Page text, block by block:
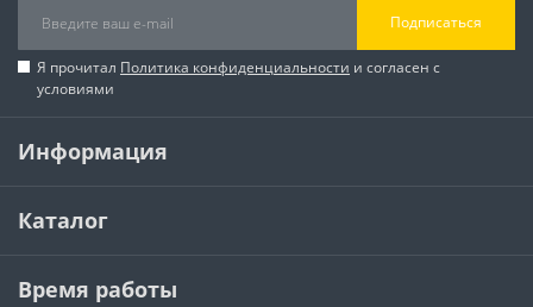
Подписаться
Я прочитал Политика конфиденциальности и согласен с
условиями
Информация
Каталог
Время работы